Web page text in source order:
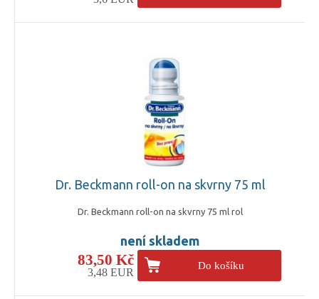
Dr. Beckmann roll-on na skvrny 75 ml
Dr. Beckmann roll-on na skvrny 75 ml rol
není skladem
83,50 Kč
3,48 EUR
Do košíku